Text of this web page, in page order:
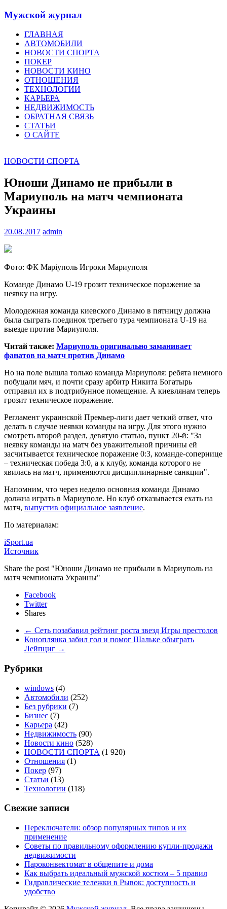
Мужской журнал
ГЛАВНАЯ
АВТОМОБИЛИ
НОВОСТИ СПОРТА
ПОКЕР
НОВОСТИ КИНО
ОТНОШЕНИЯ
ТЕХНОЛОГИИ
КАРЬЕРА
НЕДВИЖИМОСТЬ
ОБРАТНАЯ СВЯЗЬ
СТАТЬИ
О САЙТЕ
НОВОСТИ СПОРТА
Юноши Динамо не прибыли в
Мариуполь на матч чемпионата
Украины
20.08.2017 admin
Фото: ФК Маріуполь Игроки Мариуполя
Команде Динамо U-19 грозит техническое поражение за
неявку на игру.
Молодежная команда киевского Динамо в пятницу должна
была сыграть поединок третьего тура чемпионата U-19 на
выезде против Мариуполя.
Читай также: Мариуполь оригинально заманивает
фанатов на матч против Динамо
Но на поле вышла только команда Мариуполя: ребята немного
побуцали мяч, и почти сразу арбитр Никита Богатырь
отправил их в подтрибунное помещение. А киевлянам теперь
грозит техническое поражение.
Регламент украинской Премьер-лиги дает четкий ответ, что
делать в случае неявки команды на игру. Для этого нужно
смотреть второй раздел, девятую статью, пункт 20-й: "За
неявку команды на матч без уважительной причины ей
засчитывается техническое поражение 0:3, команде-сопернице
– техническая победа 3:0, а к клубу, команда которого не
явилась на матч, применяются дисциплинарные санкции".
Напомним, что через неделю основная команда Динамо
должна играть в Мариуполе. Но клуб отказывается ехать на
матч, выпустив официальное заявление.
По материалам:
iSport.ua
Источник
Share the post "Юноши Динамо не прибыли в Мариуполь на
матч чемпионата Украины"
Facebook
Twitter
Shares
← Сеть позабавил рейтинг роста звезд Игры престолов
Коноплянка забил гол и помог Шальке обыграть
Лейпциг →
Рубрики
windows (4)
Автомобили (252)
Без рубрики (7)
Бизнес (7)
Карьера (42)
Недвижимость (90)
Новости кино (528)
НОВОСТИ СПОРТА (1 920)
Отношения (1)
Покер (97)
Статьи (13)
Технологии (118)
Свежие записи
Переключатели: обзор популярных типов и их
применение
Советы по правильному оформлению купли-продажи
недвижимости
Пароконвектомат в общепите и дома
Как выбрать идеальный мужской костюм – 5 правил
Гидравлические тележки в Рывок: доступность и
удобство